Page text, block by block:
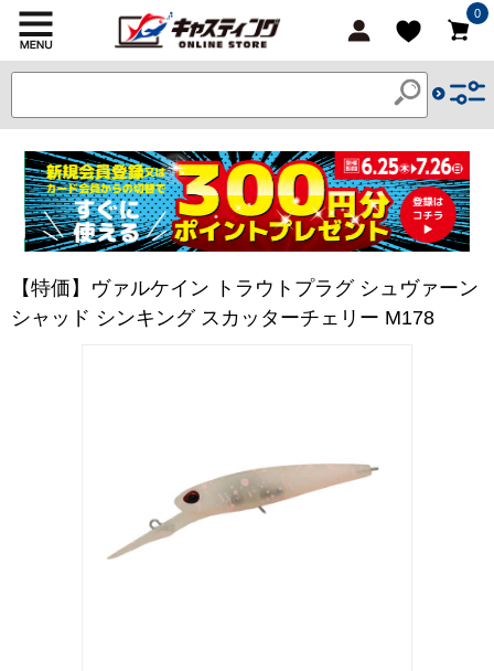
0
【特価】ヴァルケイン トラウトプラグ シュヴァーン
シャッド シンキング スカッターチェリー M178